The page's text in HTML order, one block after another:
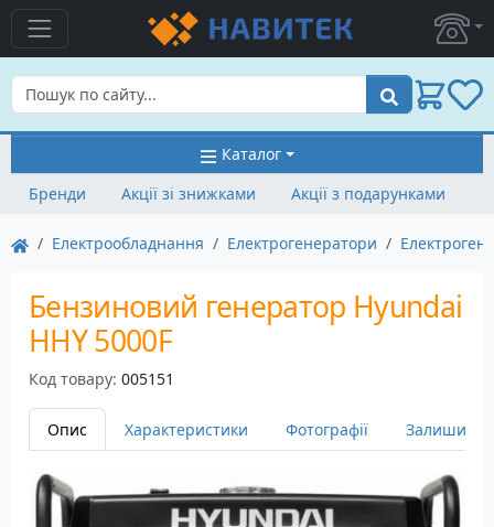
Пошук
Каталог
Бренди
Акції зі знижками Акції з подарунками
Електрообладнання Електрогенератори
Бензиновий генератор Hyundai
HHY 5000F
Код товару: 005151
Опис Характеристики Фотографії Залишити